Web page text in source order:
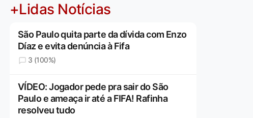
+Lidas Notícias
São Paulo quita parte da dívida com Enzo
Díaz e evita denúncia à Fifa
3 (100%)
VÍDEO: Jogador pede pra sair do São
Paulo e ameaça ir até a FIFA! Rafinha
resolveu tudo